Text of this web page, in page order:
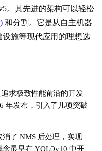
。其先进的架构可以轻松
和分割。它是从自主机器
设施等现代应用的理想选
求极致性能前沿的开发
年发布，引入了几项突破
消了 NMS 后处理，实现
最早在 YOLOv10 中开